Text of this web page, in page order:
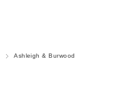
Ashleigh & Burwood